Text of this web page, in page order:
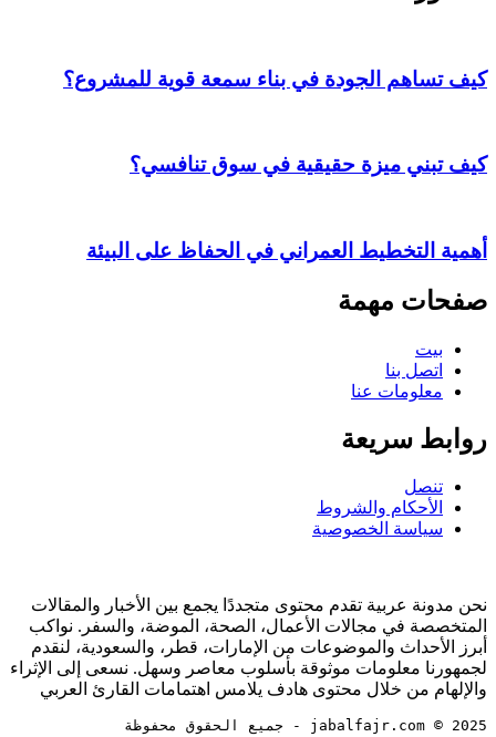
كيف تساهم الجودة في بناء سمعة قوية للمشروع؟
كيف تبني ميزة حقيقية في سوق تنافسي؟
أهمية التخطيط العمراني في الحفاظ على البيئة
صفحات مهمة
بيت
اتصل بنا
معلومات عنا
روابط سريعة
تنصل
الأحكام والشروط
سياسة الخصوصية
نحن مدونة عربية تقدم محتوى متجددًا يجمع بين الأخبار والمقالات
المتخصصة في مجالات الأعمال، الصحة، الموضة، والسفر. نواكب
أبرز الأحداث والموضوعات من الإمارات، قطر، والسعودية، لنقدم
لجمهورنا معلومات موثوقة بأسلوب معاصر وسهل. نسعى إلى الإثراء
والإلهام من خلال محتوى هادف يلامس اهتمامات القارئ العربي
jabalfajr.com © 2025 - جميع الحقوق محفوظة